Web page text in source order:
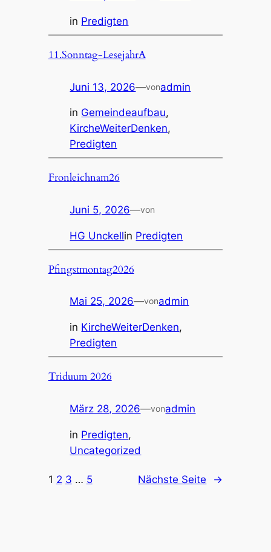
in Predigten
11.Sonntag-LesejahrA
Juni 13, 2026—vonadmin
in Gemeindeaufbau
KircheWeiterDenken
Predigten
Fronleichnam26
Juni 5, 2026—von
HG Unckellin Predigten
Pfingstmontag2026
Mai 25, 2026—vonadmin
in KircheWeiterDenken
Predigten
Triduum 2026
März 28, 2026—vonadmin
in Predigten
Uncategorized
1 2 3 … 5 Nächste Seite →